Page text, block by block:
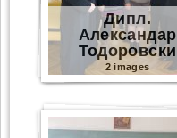
Дипл.
Александар
Тодоровски
2 images